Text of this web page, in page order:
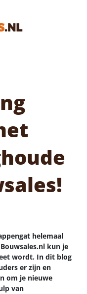
helemaal
kun je
wordt. In dit blog
er zijn en
om je nieuwe
van